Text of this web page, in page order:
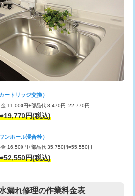
設置) 5,500円
用（バンド止
5,500円
・埋め戻し作
11,000円
VP・HI）使
VP・HI）使
グ鋼管・銅
/3ｍまで)
44,000円
/3ｍ超え)
33,000円
8,800円
理・清掃・修
ど（軽作業）
11,000円
理・清掃・修
ど（中作業）
22,000円
理・清掃・修
ど（重作業）
33,000円
ートリッジ交換）
11,000円+部品代 8,470円=22,770円
円(税込)
ンホール混合栓）
16,500円+部品代 35,750円=55,550円
円(税込)
漏れ修理の作業料金表